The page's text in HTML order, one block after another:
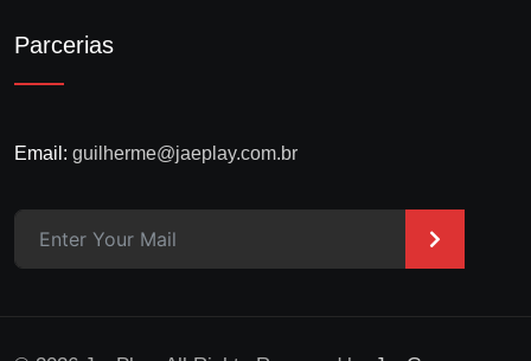
Parcerias
Email: guilherme@jaeplay.com.br
>